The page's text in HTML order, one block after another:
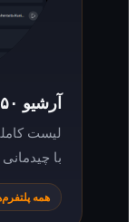
با چیدمانی زیبا برای
همه پلتفرم‌ها